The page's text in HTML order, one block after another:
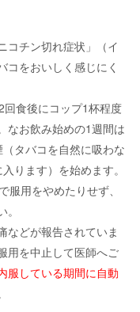
コチン切れ症状」（イ
コをおいしく感じにく
食後にコップ1杯程度
なお飲み始めの1週間は
タバコを自然に吸わな
ります）を始めます。
用をやめたりせず、
などが報告されていま
用を中止して医師へご
服している期間に自動